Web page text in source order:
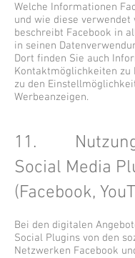
Welche Informationen
und wie diese verwendet
beschreibt Facebook in
in seinen
Dort finden Sie auch
Kontaktmöglichkeiten zu
zu den
Werbeanzeigen.
11. Nutzung
Social Media
(Facebook,
Bei den digitalen
Social Plugins von den
Netzwerken Facebook